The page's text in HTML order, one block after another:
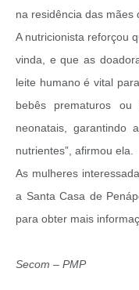
na residência das mães
A nutricionista reforçou
vinda, e que as
leite humano é vital
bebês prematuros
neonatais, garantindo
nutrientes”, afirmou ela.
As mulheres
a Santa Casa de
para obter mais
Secom – PMP